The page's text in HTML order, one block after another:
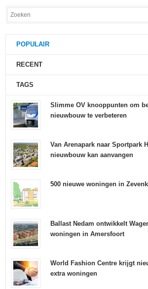
POPULAIR
RECENT
TAGS
Slimme OV knooppunten om
nieuwbouw te verbeteren
Van Arenapark naar Sportpark
nieuwbouw kan aanvangen
500 nieuwe woningen in
Ballast Nedam ontwikkelt
woningen in Amersfoort
World Fashion Centre krijgt
extra woningen